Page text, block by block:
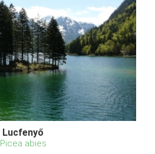
Lucfenyő
Picea abies